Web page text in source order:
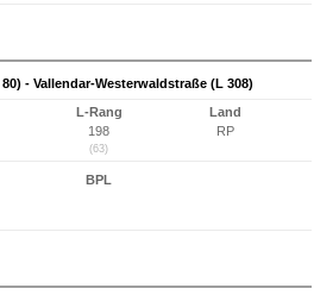
- Vallendar-Westerwaldstraße (L 308)
L-Rang
198
(63)
Land
RP
BPL